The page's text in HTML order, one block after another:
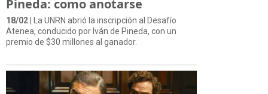
Pineda: como anotarse
18/02 | La UNRN abrió la inscripción al Desafío
Atenea, conducido por Iván de Pineda, con un
premio de $30 millones al ganador.